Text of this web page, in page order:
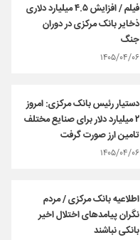
فیلم / افزایش ۴.۵ میلیارد دلاری
ذخایر بانک مرکزی در دوران
جنگ
۱۴۰۵/۰۴/۰۶
دستیار رئیس بانک مرکزی: امروز
۲ میلیارد دلار برای صنایع مختلف
تامین ارز صورت گرفت
۱۴۰۵/۰۴/۰۶
اطلاعیه بانک مرکزی / مردم
نگران پیامدهای اختلال‌ اخیر
بانکی نباشند